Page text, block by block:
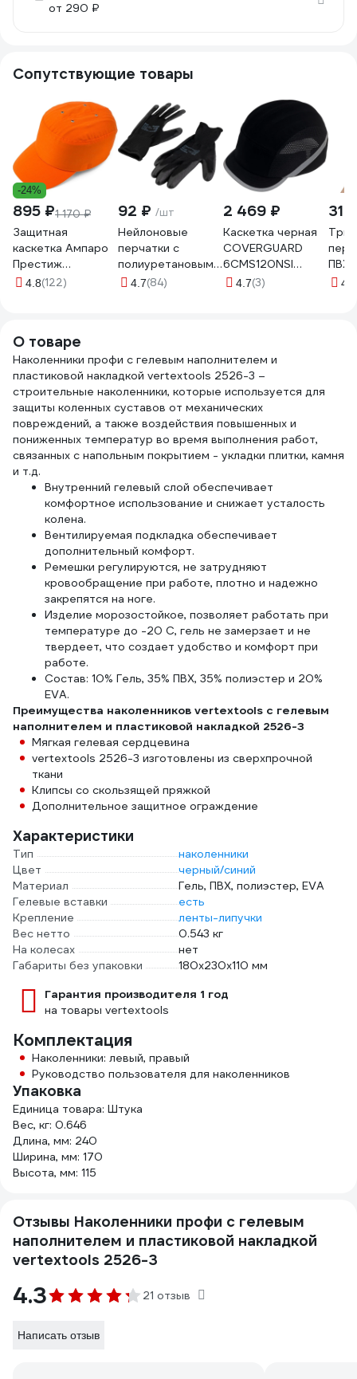
от 290 ₽
Сопутствующие товары
-24%
895 ₽1 170 ₽
Защитная
каскетка Ампаро
Престиж
оранжевая
4.8(122)
92 ₽ /шт
Нейлоновые
перчатки с
полиуретановым
покрытием
4.7(84)
2 469 ₽
Каскетка черная
COVERGUARD
6CMS120NSI
6CMS010NSI
4.7(3)
31
ПВХ-
4.1
О товаре
Наколенники профи с гелевым наполнителем и
пластиковой накладкой vertextools 2526-3 –
строительные наколенники, которые используется для
защиты коленных суставов от механических
повреждений, а также воздействия повышенных и
пониженных температур во время выполнения работ,
связанных с напольным покрытием - укладки плитки, камня
и т.д.
Внутренний гелевый слой обеспечивает
комфортное использование и снижает усталость
колена.
Вентилируемая подкладка обеспечивает
дополнительный комфорт.
Ремешки регулируются, не затрудняют
кровообращение при работе, плотно и надежно
закрепятся на ноге.
Изделие морозостойкое, позволяет работать при
температуре до -20 С, гель не замерзает и не
твердеет, что создает удобство и комфорт при
работе.
Состав: 10% Гель, 35% ПВХ, 35% полиэстер и 20%
EVA.
Преимущества наколенников vertextools с гелевым
наполнителем и пластиковой накладкой 2526-3
Мягкая гелевая сердцевина
vertextools 2526-3 изготовлены из сверхпрочной
ткани
Клипсы со скользящей пряжкой
Дополнительное защитное ограждение
Характеристики
Тип
наколенники
Цвет
черный/синий
Материал
Гель, ПВХ, полиэстер, EVA
Гелевые вставки
есть
Крепление
ленты-липучки
Вес нетто
0.543 кг
На колесах
нет
Габариты без упаковки
180x230x110 мм
Гарантия производителя 1 год
на товары vertextools
Комплектация
Наколенники: левый, правый
Руководство пользователя для наколенников
Упаковка
Единица товара: Штука
Вес, кг: 0.646
Длина, мм: 240
Ширина, мм: 170
Высота, мм: 115
Отзывы Наколенники профи с гелевым
наполнителем и пластиковой накладкой
vertextools 2526-3
4.3 21 отзыв
Написать отзыв